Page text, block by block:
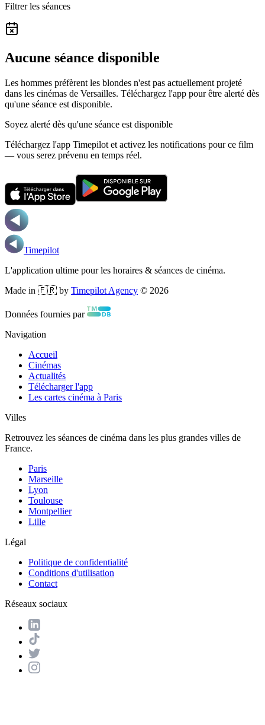
Filtrer les séances
Aucune séance disponible
Les hommes préfèrent les blondes n'est pas actuellement projeté
dans les cinémas de Versailles. Téléchargez l'app pour être alerté dès
qu'une séance est disponible.
Soyez alerté dès qu'une séance est disponible
Téléchargez l'app Timepilot et activez les notifications pour ce film
— vous serez prévenu en temps réel.
Timepilot
L'application ultime pour les horaires & séances de cinéma.
Made in 🇫🇷 by Timepilot Agency © 2026
Données fournies par
Navigation
Accueil
Cinémas
Actualités
Télécharger l'app
Les cartes cinéma à Paris
Villes
Retrouvez les séances de cinéma dans les plus grandes villes de
France.
Paris
Marseille
Lyon
Toulouse
Montpellier
Lille
Légal
Politique de confidentialité
Conditions d'utilisation
Contact
Réseaux sociaux